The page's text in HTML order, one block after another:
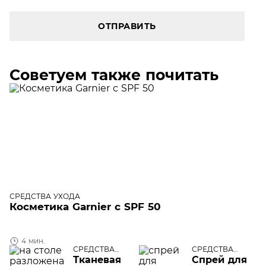
ОТПРАВИТЬ
Советуем также почитать
СРЕДСТВА УХОДА
Косметика Garnier с SPF 50
4 мин.
СРЕДСТВА
УХОДА
Тканевая
СРЕДСТВА
УХОДА
Спрей для